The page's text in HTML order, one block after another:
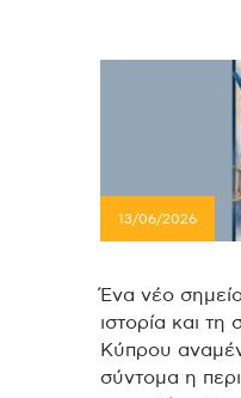
13/06/2026
Ένα νέο
ιστορία και
Κύπρου
σύντομα η